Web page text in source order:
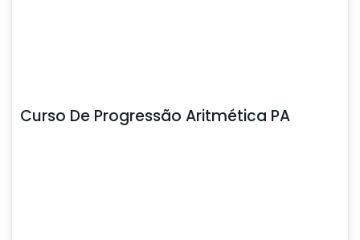
Curso De Progressão Aritmética PA